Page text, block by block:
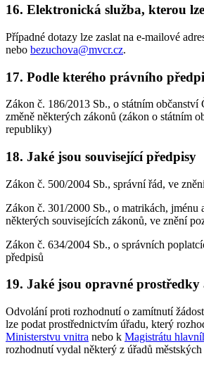
16. Elektronická služba, kterou
Případné dotazy lze zaslat na e-mailové
nebo bezuchova@mvcr.cz.
17. Podle kterého právního
Zákon č. 186/2013 Sb., o státním občanství
změně některých zákonů (zákon o státním
republiky)
18. Jaké jsou související předpisy
Zákon č. 500/2004 Sb., správní řád, ve
Zákon č. 301/2000 Sb., o matrikách, jménu
některých souvisejících zákonů, ve znění
Zákon č. 634/2004 Sb., o správních
předpisů
19. Jaké jsou opravné
Odvolání proti rozhodnutí o zamítnutí
lze podat prostřednictvím úřadu, který
Ministerstvu vnitra nebo k Magistrátu
rozhodnutí vydal některý z úřadů městských